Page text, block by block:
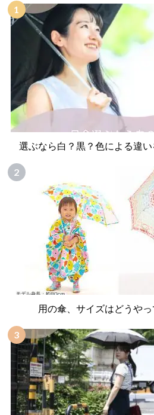
選ぶなら白？黒？色による違い
用の傘、サイズはどうや